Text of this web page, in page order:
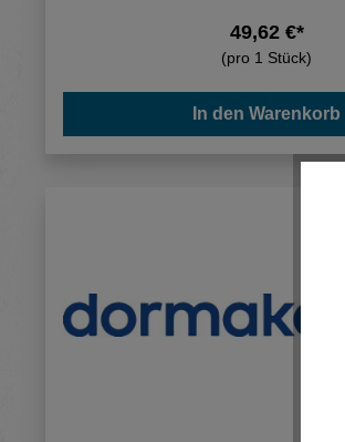
49,62 €*
(pro 1 Stück)
In den Warenkorb